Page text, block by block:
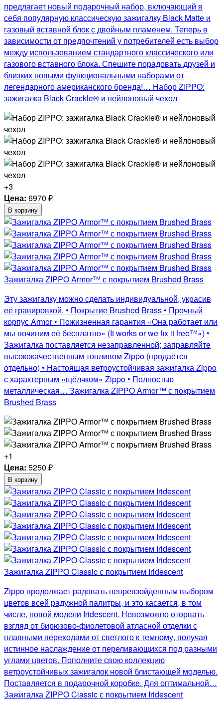
предлагает новый подарочный набор, включающий в
себя популярную классическую зажигалку Black Matte и
газовый вставной блок с двойным пламенем. Теперь в
зависимости от предпочтений у потребителей есть выбор
между использованием стандартного классического или
газового вставного блока. Спешите порадовать друзей и
близких новыми функциональными наборами от
легендарного американского бренда!… Набор ZIPPO:
зажигалка Black Crackle® и нейлоновый чехол
+3
Цена: 6970 ₽
В корзину
Зажигалка ZIPPO Armor™ с покрытием Brushed Brass
Эту зажигалку можно сделать индивидуальной, украсив
её гравировкой. • Покрытие Brushed Brass • Прочный
корпус Armor • Пожизненная гарантия «Она работает или
мы починим её бесплатно» (It works or we fix it free™») •
Зажигалка поставляется незаправленной; заправляйте
высококачественным топливом Zippo (продаётся
отдельно) • Настоящая ветроустойчивая зажигалка Zippo
с характерным «щёлчком» Zippo • Полностью
металлическая… Зажигалка ZIPPO Armor™ с покрытием
Brushed Brass
+1
Цена: 5250 ₽
В корзину
Зажигалка ZIPPO Classic с покрытием Iridescent
Zippo продолжает радовать непревзойденным выбором
цветов всей радужной палитры, и это касается, в том
числе, новой модели Iridescent. Невозможно оторвать
взгляд от бирюзово-фиолетовой атласной отделки с
плавными переходами от светлого к темному, получая
истинное наслаждение от переливающихся под разными
углами цветов. Пополните свою коллекцию
ветроустойчивых зажигалок новой блистающей моделью.
Поставляется в подарочной коробке. Для оптимальной…
Зажигалка ZIPPO Classic с покрытием Iridescent